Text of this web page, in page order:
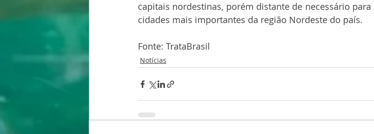
capitais nordestinas, porém distante de necessário
cidades mais importantes da região Nordeste do país.
Fonte: TrataBrasil
Notícias